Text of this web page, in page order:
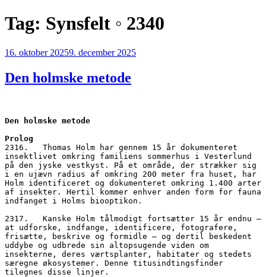
Tag: Synsfelt ◦ 2340
Udgivet
16. oktober 20259. december 2025
Den holmske metode
Den holmske metode
Prolog
2316.   Thomas Holm har gennem 15 år dokumenteret
insektlivet omkring familiens sommerhus i Vesterlund
på den jyske vestkyst. På et område, der strækker sig
i en ujævn radius af omkring 200 meter fra huset, har
Holm identificeret og dokumenteret omkring 1.400 arter
af insekter. Hertil kommer enhver anden form for fauna
indfanget i Holms biooptikon.
2317.   Kanske Holm tålmodigt fortsætter 15 år endnu –
at udforske, indfange, identificere, fotografere,
frisætte, beskrive og formidle – og dertil beskedent
uddybe og udbrede sin altopsugende viden om
insekterne, deres værtsplanter, habitater og stedets
særegne økosystemer. Denne titusindtingsfinder
tilegnes disse linjer.